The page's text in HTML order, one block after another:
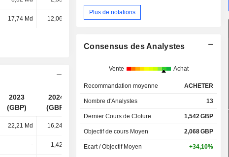
17,74 Md 12,06 Md -
2023
(GBP)
2024
(GBP)
2025
22,21 Md 16,24 Md
- 1,42 Md 1,64 Md
Plus de notations
Consensus des Analystes
Vente Achat
Recommandation moyenne ACHETER
Nombre d'Analystes 13
Dernier Cours de Cloture 1,542GBP
Objectif de cours Moyen 2,068GBP
Ecart / Objectif Moyen +34,10%